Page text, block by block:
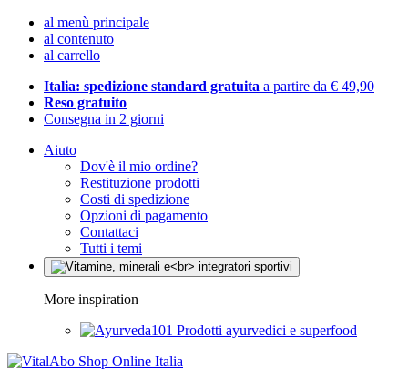
al menù principale
al contenuto
al carrello
Italia: spedizione standard gratuita a partire da € 49,90
Reso gratuito
Consegna in 2 giorni
Aiuto
Dov'è il mio ordine?
Restituzione prodotti
Costi di spedizione
Opzioni di pagamento
Contattaci
Tutti i temi
More inspiration
Prodotti ayurvedici e superfood